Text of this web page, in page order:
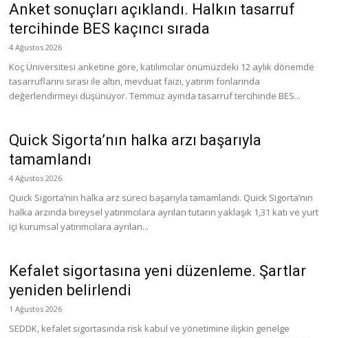
Anket sonuçları açıklandı. Halkın tasarruf
tercihinde BES kaçıncı sırada
4 Ağustos 2026
Koç Üniversitesi anketine göre, katılımcılar önümüzdeki 12 aylık dönemde
tasarruflarını sırası ile altın, mevduat faizi, yatırım fonlarında
değerlendirmeyi düşünüyor. Temmuz ayında tasarruf tercihinde BES...
Quick Sigorta’nın halka arzı başarıyla
tamamlandı
4 Ağustos 2026
Quick Sigorta’nın halka arz süreci başarıyla tamamlandı. Quick Sigorta’nın
halka arzında bireysel yatırımcılara ayrılan tutarın yaklaşık 1,31 katı ve yurt
içi kurumsal yatırımcılara ayrılan...
Kefalet sigortasına yeni düzenleme. Şartlar
yeniden belirlendi
1 Ağustos 2026
SEDDK, kefalet sigortasında risk kabul ve yönetimine ilişkin genelge